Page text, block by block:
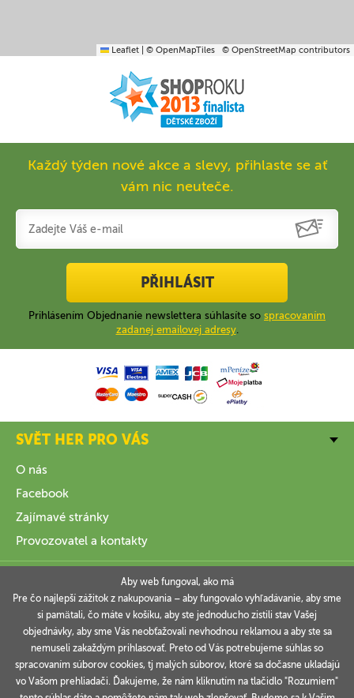
Leaflet © OpenMapTiles © OpenStreetMap contributors
Každý týden nové akce a slevy, přihlaste se ať
vám nic neuteče.
PŘIHLÁSIT
Prihlásením Objednanie newslettera súhlasíte so spracovaním
zadanej emailovej adresy.
SVĚT HER PRO VÁS
O nás
Facebook
Zajímavé stránky
Provozovatel a kontakty
INFORMACE
VAŠE OBJEDNÁVKY
Aby web fungoval, ako má
Pre čo najlepší zážitok z nakupovania – aby fungovalo vyhľadávanie, aby sme
si pamätali, čo máte v košíku, aby ste jednoducho zistili stav Vašej
objednávky, aby sme Vás neobťažovali nevhodnou reklamou a aby ste sa
nemuseli zakaždým prihlasovať. Preto od Vás potrebujeme súhlas so
spracovaním súborov cookies, tj malých súborov, ktoré sa dočasne ukladajú
vo Vašom prehliadači. Ďakujeme, že nám kliknutím na tlačidlo "Rozumiem"